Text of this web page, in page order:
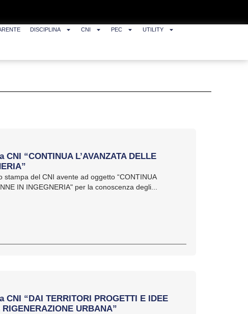
DISCIPLINA CNI PEC UTILITY
“CONTINUA L’AVANZATA DELLE
stampa del CNI avente ad oggetto “CONTINUA
IN INGEGNERIA" per la conoscenza degli...
“DAI TERRITORI PROGETTI E IDEE
RIGENERAZIONE URBANA”